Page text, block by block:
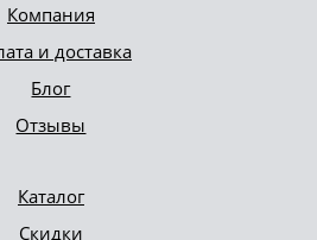
Компания
и доставка
Блог
Отзывы
Каталог
Скидки